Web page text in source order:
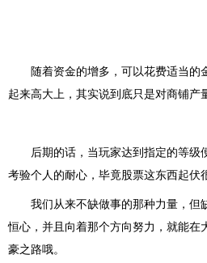
随着资金的增多，可以花费适当的
起来高大上，其实说到底只是对商铺产
后期的话，当玩家达到指定的等级
考验个人的耐心，毕竟股票这东西起伏
我们从来不缺做事的那种力量，但
恒心，并且向着那个方向努力，就能在
豪之路哦。